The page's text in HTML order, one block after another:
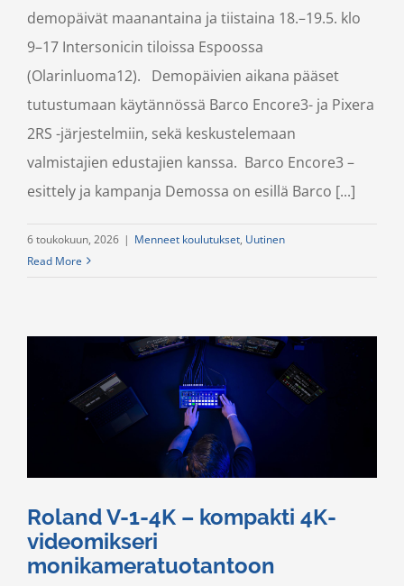
demopäivät maanantaina ja tiistaina 18.–19.5. klo
9–17 Intersonicin tiloissa Espoossa
(Olarinluoma12). Demopäivien aikana pääset
tutustumaan käytännössä Barco Encore3- ja Pixera
2RS -järjestelmiin, sekä keskustelemaan
valmistajien edustajien kanssa. Barco Encore3 –
esittely ja kampanja Demossa on esillä Barco [...]
6 toukokuun, 2026 | Menneet koulutukset, Uutinen
Read More
Roland V-1-4K – kompakti 4K-
videomikseri
monikameratuotantoon